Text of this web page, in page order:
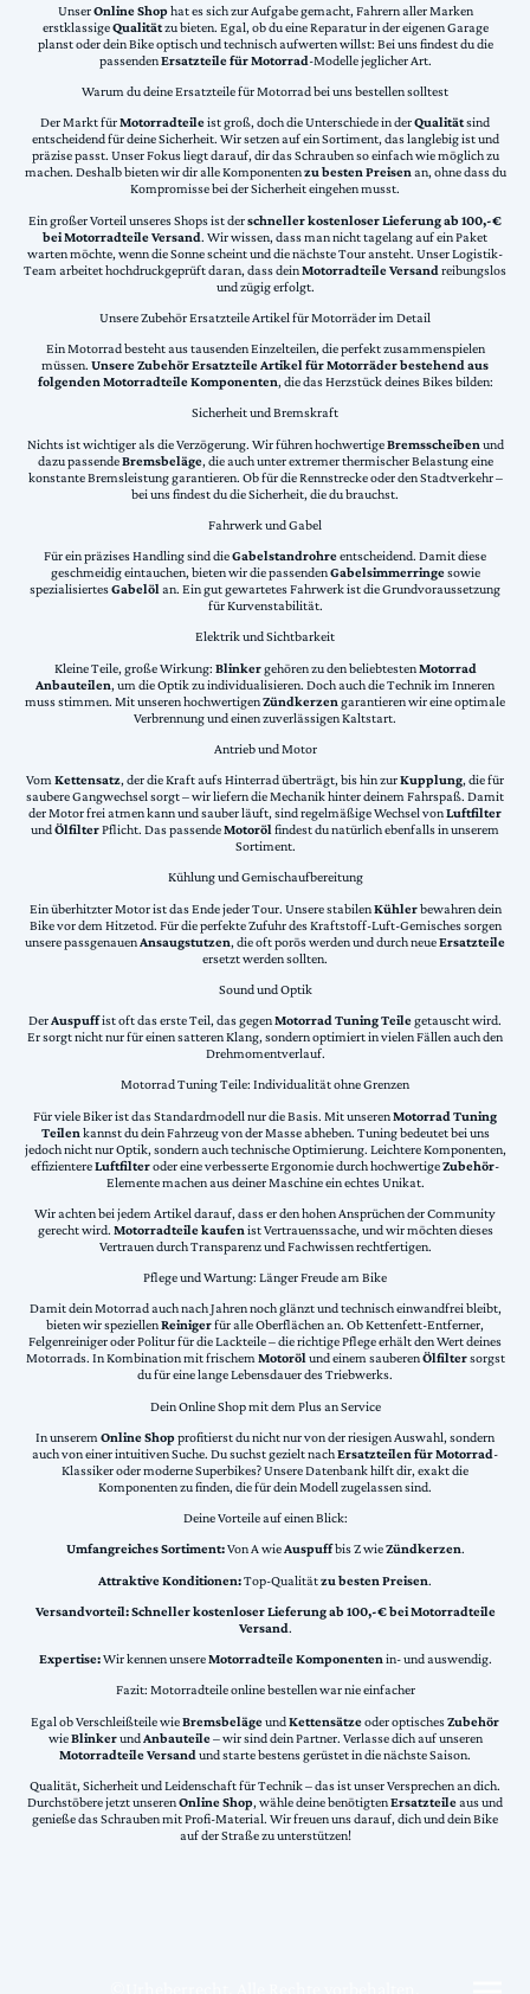
UnserOnline Shophat es sich zur Aufgabe gemacht, Fahrern aller Marken
erstklassigeQualitätzu bieten. Egal, ob du eine Reparatur in der eigenen Garage
planst oder dein Bike optisch und technisch aufwerten willst: Bei uns findest du die
passendenErsatzteile für Motorrad-Modelle jeglicher Art.
Warum du deine Ersatzteile für Motorrad bei uns bestellen solltest
Der Markt fürMotorradteileist groß, doch die Unterschiede in derQualitätsind
entscheidend für deine Sicherheit. Wir setzen auf ein Sortiment, das langlebig ist und
präzise passt. Unser Fokus liegt darauf, dir das Schrauben so einfach wie möglich zu
machen. Deshalb bieten wir dir alle Komponentenzu besten Preisenan, ohne dass du
Kompromisse bei der Sicherheit eingehen musst.
Ein großer Vorteil unseres Shops ist derschneller kostenloser Lieferung ab 100,-€
bei Motorradteile Versand. Wir wissen, dass man nicht tagelang auf ein Paket
warten möchte, wenn die Sonne scheint und die nächste Tour ansteht. Unser Logistik-
Team arbeitet hochdruckgeprüft daran, dass deinMotorradteile Versand reibungslos
und zügig erfolgt.
Unsere Zubehör Ersatzteile Artikel für Motorräder im Detail
Ein Motorrad besteht aus tausenden Einzelteilen, die perfekt zusammenspielen
müssen. Unsere Zubehör Ersatzteile Artikel für Motorräder bestehend aus
folgenden Motorradteile Komponenten, die das Herzstück deines Bikes bilden:
Sicherheit und Bremskraft
Nichts ist wichtiger als die Verzögerung. Wir führen hochwertigeBremsscheiben und
dazu passendeBremsbeläge, die auch unter extremer thermischer Belastung eine
konstante Bremsleistung garantieren. Ob für die Rennstrecke oder den Stadtverkehr –
bei uns findest du die Sicherheit, die du brauchst.
Fahrwerk und Gabel
Für ein präzises Handling sind dieGabelstandrohreentscheidend. Damit diese
geschmeidig eintauchen, bieten wir die passendenGabelsimmerringesowie
spezialisiertesGabelölan. Ein gut gewartetes Fahrwerk ist die Grundvoraussetzung
für Kurvenstabilität.
Elektrik und Sichtbarkeit
Kleine Teile, große Wirkung: Blinkergehören zu den beliebtestenMotorrad
Anbauteilen, um die Optik zu individualisieren. Doch auch die Technik im Inneren
muss stimmen. Mit unseren hochwertigenZündkerzen garantieren wir eine optimale
Verbrennung und einen zuverlässigen Kaltstart.
Antrieb und Motor
VomKettensatz, der die Kraft aufs Hinterrad überträgt, bis hin zurKupplung, die für
saubere Gangwechsel sorgt – wir liefern die Mechanik hinter deinem Fahrspaß. Damit
der Motor frei atmen kann und sauber läuft, sind regelmäßige Wechsel vonLuftfilter
undÖlfilterPflicht. Das passendeMotorölfindest du natürlich ebenfalls in unserem
Sortiment.
Kühlung und Gemischaufbereitung
Ein überhitzter Motor ist das Ende jeder Tour. Unsere stabilenKühlerbewahren dein
Bike vor dem Hitzetod. Für die perfekte Zufuhr des Kraftstoff-Luft-Gemisches sorgen
unsere passgenauenAnsaugstutzen, die oft porös werden und durch neueErsatzteile
ersetzt werden sollten.
Sound und Optik
DerAuspuffist oft das erste Teil, das gegenMotorrad Tuning Teilegetauscht wird.
Er sorgt nicht nur für einen satteren Klang, sondern optimiert in vielen Fällen auch den
Drehmomentverlauf.
Motorrad Tuning Teile: Individualität ohne Grenzen
Für viele Biker ist das Standardmodell nur die Basis. Mit unserenMotorrad Tuning
Teilen kannst du dein Fahrzeug von der Masse abheben. Tuning bedeutet bei uns
jedoch nicht nur Optik, sondern auch technische Optimierung. Leichtere Komponenten,
effizientereLuftfilteroder eine verbesserte Ergonomie durch hochwertigeZubehör-
Elemente machen aus deiner Maschine ein echtes Unikat.
Wir achten bei jedem Artikel darauf, dass er den hohen Ansprüchen der Community
gerecht wird. Motorradteile kaufen ist Vertrauenssache, und wir möchten dieses
Vertrauen durch Transparenz und Fachwissen rechtfertigen.
Pflege und Wartung: Länger Freude am Bike
Damit dein Motorrad auch nach Jahren noch glänzt und technisch einwandfrei bleibt,
bieten wir speziellenReinigerfür alle Oberflächen an. Ob Kettenfett-Entferner,
Felgenreiniger oder Politur für die Lackteile – die richtige Pflege erhält den Wert deines
Motorrads. In Kombination mit frischemMotorölund einem sauberenÖlfiltersorgst
du für eine lange Lebensdauer des Triebwerks.
Dein Online Shop mit dem Plus an Service
In unserem Online Shopprofitierst du nicht nur von der riesigen Auswahl, sondern
auch von einer intuitiven Suche. Du suchst gezielt nachErsatzteilen für Motorrad-
Klassiker oder moderne Superbikes? Unsere Datenbank hilft dir, exakt die
Komponenten zu finden, die für dein Modell zugelassen sind.
Deine Vorteile auf einen Blick:
Umfangreiches Sortiment:Von A wieAuspuffbis Z wieZündkerzen.
Attraktive Konditionen:Top-Qualitätzu besten Preisen.
Versandvorteil:Schneller kostenloser Lieferung ab 100,-€ bei Motorradteile
Versand.
Expertise:Wir kennen unsereMotorradteile Komponentenin- und auswendig.
Fazit: Motorradteile online bestellen war nie einfacher
Egal ob Verschleißteile wieBremsbelägeundKettensätzeoder optischesZubehör
wieBlinkerundAnbauteile– wir sind dein Partner. Verlasse dich auf unseren
Motorradteile Versand und starte bestens gerüstet in die nächste Saison.
Qualität, Sicherheit und Leidenschaft für Technik – das ist unser Versprechen an dich.
Durchstöbere jetzt unserenOnline Shop, wähle deine benötigtenErsatzteileaus und
genieße das Schrauben mit Profi-Material. Wir freuen uns darauf, dich und dein Bike
auf der Straße zu unterstützen!